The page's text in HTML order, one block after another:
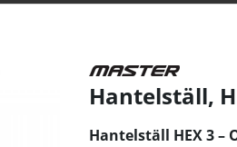
Hantelställ,
Hantelställ HEX 3